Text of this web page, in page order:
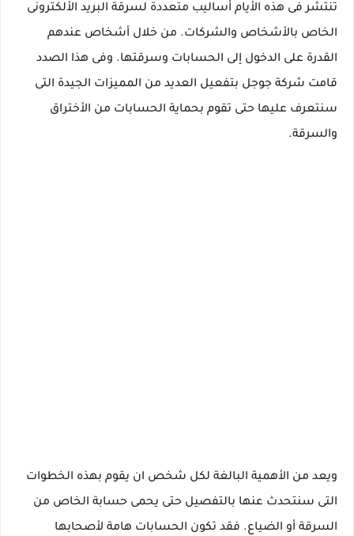
تنتشر فى هذه الأيام أساليب متعددة لسرقة البريد الألكترونى
الخاص بالأشخاص والشركات. من خلال أشخاص عندهم
القدرة على الدخول إلى الحسابات وسرقتها. وفى هذا الصدد
قامت شركة جوجل بتفعيل العديد من المميزات الجيدة التى
سنتعرف عليها حتى تقوم بحماية الحسابات من الأختراق
والسرقة.
ويعد من الأهمية البالغة لكل شخص ان يقوم بهذه الخطوات
التى سنتحدث عنها بالتفصيل حتى يحمى حسابة الخاص من
السرقة أو الضياع. فقد تكون الحسابات هامة لأصحابها